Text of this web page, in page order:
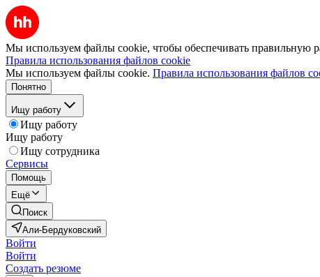
Мы используем файлы cookie, чтобы обеспечивать правильную
Правила использования файлов cookie
Мы используем файлы cookie. Правила использования файлов
Понятно
Ищу работу
Ищу работу
Ищу работу
Ищу сотрудника
Сервисы
Помощь
Ещё
Поиск
Али-Бердуковский
Войти
Войти
Создать резюме